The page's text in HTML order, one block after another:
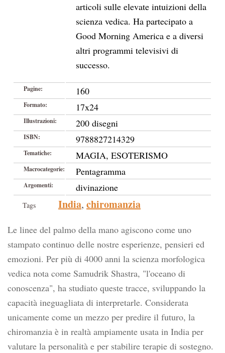
articoli sulle elevate intuizioni della
scienza vedica. Ha partecipato a
Good Morning America e a diversi
altri programmi televisivi di
successo.
Pagine: 160
Formato: 17x24
Illustrazioni: 200 disegni
ISBN: 9788827214329
Tematiche: MAGIA, ESOTERISMO
Macrocategorie: Pentagramma
Argomenti: divinazione
Tags India, chiromanzia
Le linee del palmo della mano agiscono come uno
stampato continuo delle nostre esperienze, pensieri ed
emozioni. Per più di 4000 anni la scienza morfologica
vedica nota come Samudrik Shastra, "l'oceano di
conoscenza", ha studiato queste tracce, sviluppando la
capacità ineguagliata di interpretarle. Considerata
unicamente come un mezzo per predire il futuro, la
chiromanzia è in realtà ampiamente usata in India per
valutare la personalità e per stabilire terapie di sostegno.